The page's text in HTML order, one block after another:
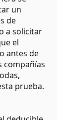
un
de
a solicitar
el
antes de
compañías
prueba.